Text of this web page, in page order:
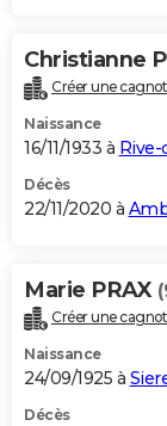
Christianne
Créer une
Naissance
16/11/1933 à Rive-
Décès
22/11/2020 à
Marie PRAX
Créer une
Naissance
24/09/1925 à
Décès